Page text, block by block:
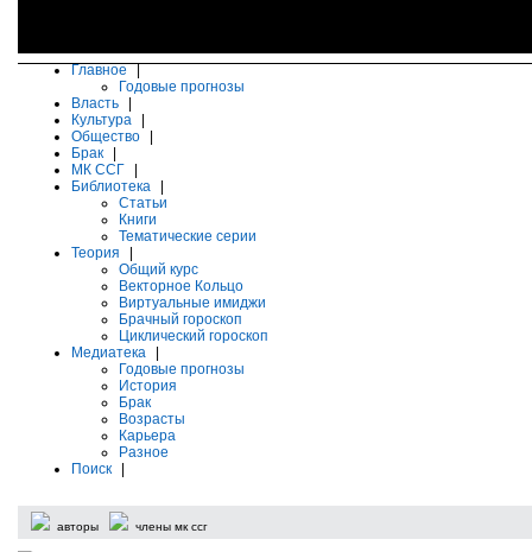
Главное
Годовые прогнозы
Власть
Культура
Общество
Брак
МК ССГ
Библиотека
Статьи
Книги
Тематические серии
Теория
Общий курс
Векторное Кольцо
Виртуальные имиджи
Брачный гороскоп
Циклический гороскоп
Медиатека
Годовые прогнозы
История
Брак
Возрасты
Карьера
Разное
Поиск
авторы члены мк ссг